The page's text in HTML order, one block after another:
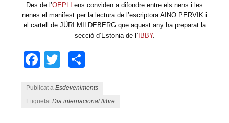
Des de l’OEPLI ens conviden a difondre entre els nens i les
nenes el manifest per la lectura de l’escriptora AINO PERVIK i
el cartell de JÜRI MILDEBERG que aquest any ha preparat la
secció d’Estonia de l’IBBY.
Facebook
Twitter
Publicat aEsdeveniments
EtiquetatDia internacional llibre